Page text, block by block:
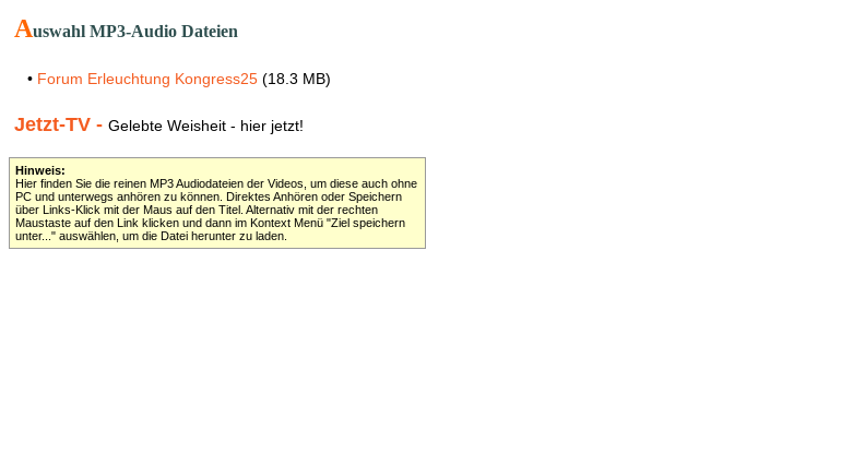
Auswahl MP3-Audio Dateien
• Forum Erleuchtung Kongress25 (18.3 MB)
Jetzt-TV - Gelebte Weisheit - hier jetzt!
Hinweis:
Hier finden Sie die reinen MP3 Audiodateien der Videos, um diese auch ohne
PC und unterwegs anhören zu können. Direktes Anhören oder Speichern
über Links-Klick mit der Maus auf den Titel. Alternativ mit der rechten
Maustaste auf den Link klicken und dann im Kontext Menü "Ziel speichern
unter..." auswählen, um die Datei herunter zu laden.